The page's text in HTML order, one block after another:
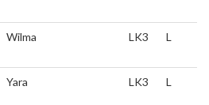
Wilma LK3 L
Yara LK3 L